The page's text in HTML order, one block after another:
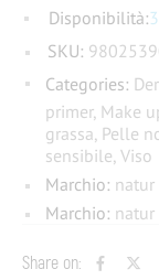
Disponibilità:
Share on:
SKU:
Categories:
primer, Make
grassa, Pelle
sensibile, Viso
Marchio:
Marchio: